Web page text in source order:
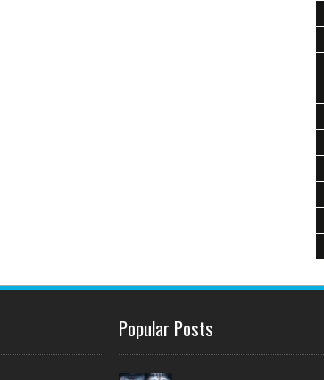
Popular Posts